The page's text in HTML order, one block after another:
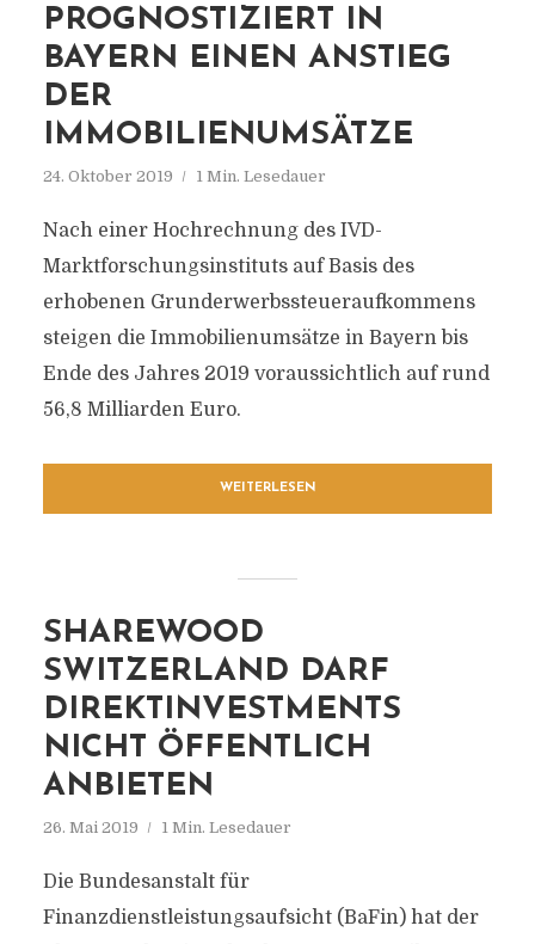
PROGNOSTIZIERT IN
BAYERN EINEN ANSTIEG
DER
IMMOBILIENUMSÄTZE
24. Oktober 2019 1 Min. Lesedauer
Nach einer Hochrechnung des IVD-
Marktforschungsinstituts auf Basis des
erhobenen Grunderwerbssteueraufkommens
steigen die Immobilienumsätze in Bayern bis
Ende des Jahres 2019 voraussichtlich auf rund
56,8 Milliarden Euro.
WEITERLESEN
SHAREWOOD
SWITZERLAND DARF
DIREKTINVESTMENTS
NICHT ÖFFENTLICH
ANBIETEN
26. Mai 2019 1 Min. Lesedauer
Die Bundesanstalt für
Finanzdienstleistungsaufsicht (BaFin) hat der